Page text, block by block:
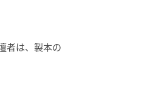
者は、製本の